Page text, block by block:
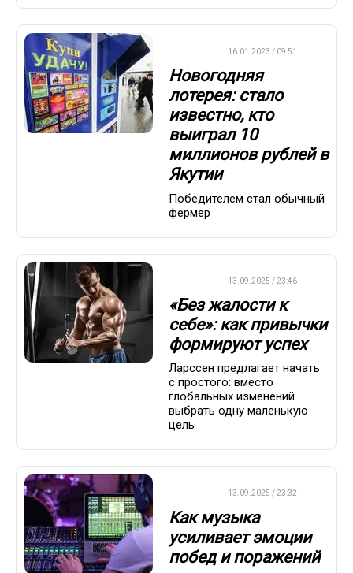
16.01.2023 / 09:51
Новогодняя
лотерея: стало
известно, кто
выиграл 10
миллионов рублей в
Якутии
Победителем стал обычный
фермер
13.09.2025 / 23:46
«Без жалости к
себе»: как привычки
формируют успех
Ларссен предлагает начать
с простого: вместо
глобальных изменений
выбрать одну маленькую
цель
13.09.2025 / 23:32
Как музыка
усиливает эмоции
побед и поражений